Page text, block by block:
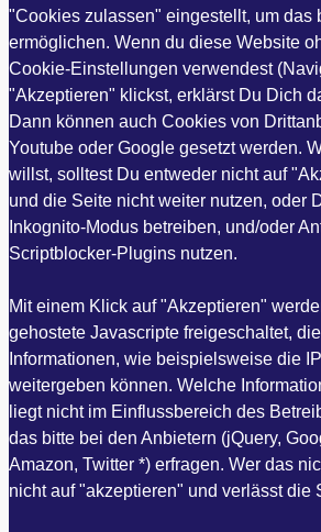
"Cookies zulassen" eingestellt, um das
ermöglichen. Wenn du diese Website
Cookie-Einstellungen verwendest
"Akzeptieren" klickst, erklärst Du Dich
Dann können auch Cookies von
Youtube oder Google gesetzt werden.
willst, solltest Du entweder nicht auf
und die Seite nicht weiter nutzen, oder
Inkognito-Modus betreiben, und/oder
Scriptblocker-Plugins nutzen.
Mit einem Klick auf "Akzeptieren"
gehostete Javascripte freigeschaltet,
Informationen, wie beispielsweise die
weitergeben können. Welche
liegt nicht im Einflussbereich des
das bitte bei den Anbietern (jQuery,
Amazon, Twitter *) erfragen. Wer das
nicht auf "akzeptieren" und verlässt die